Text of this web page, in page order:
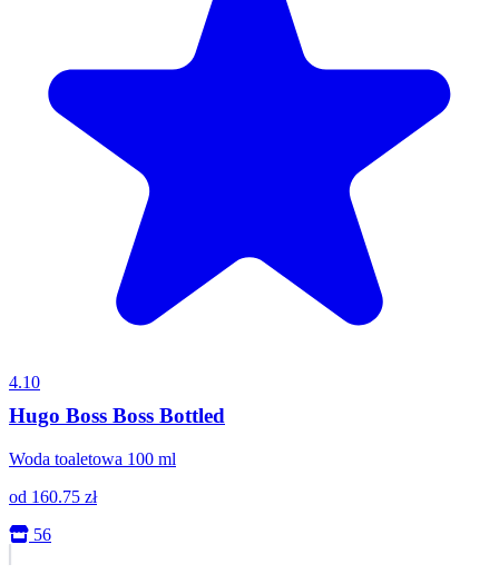
4.10
Hugo Boss Boss Bottled
Woda toaletowa 100 ml
od 160.75 zł
56